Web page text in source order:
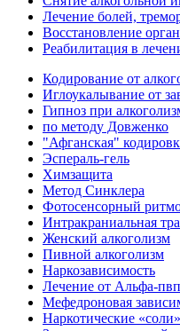
Лечение болей,
Восстановление
Реабилитация в
Кодирование от
Иглоукалывание от
Гипноз при
по методу Довженко
"Афганская"
Эспераль-гель
Химзащита
Метод Синклера
Фотосенсорный
Интракраниальная
Женский алкоголизм
Пивной алкоголизм
Наркозависимость
Лечение от Альфа-пвп
Мефедроновая
Наркотические «соли»